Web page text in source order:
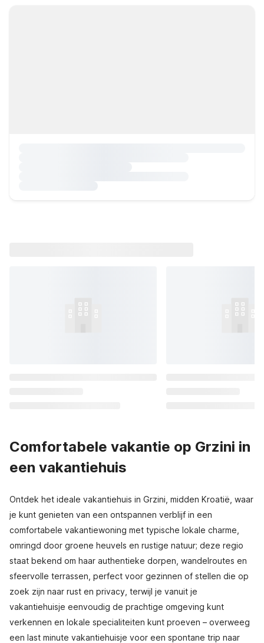
Comfortabele vakantie op Grzini in
een vakantiehuis
Ontdek het ideale vakantiehuis in Grzini, midden Kroatië, waar
je kunt genieten van een ontspannen verblijf in een
comfortabele vakantiewoning met typische lokale charme,
omringd door groene heuvels en rustige natuur; deze regio
staat bekend om haar authentieke dorpen, wandelroutes en
sfeervolle terrassen, perfect voor gezinnen of stellen die op
zoek zijn naar rust en privacy, terwijl je vanuit je
vakantiehuisje eenvoudig de prachtige omgeving kunt
verkennen en lokale specialiteiten kunt proeven – overweeg
een last minute vakantiehuisje voor een spontane trip naar